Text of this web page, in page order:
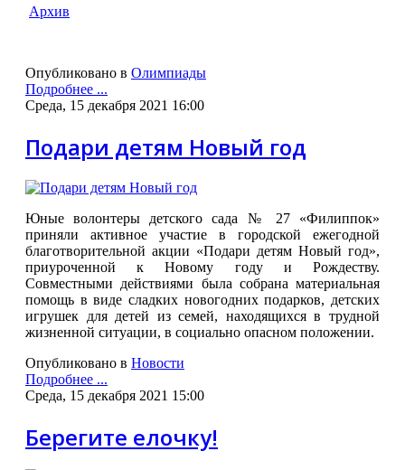
Архив
Опубликовано в Олимпиады
Подробнее ...
Среда, 15 декабря 2021 16:00
Подари детям Новый год
Юные волонтеры детского сада № 27 «Филиппок»
приняли активное участие в городской ежегодной
благотворительной акции «Подари детям Новый год»,
приуроченной к Новому году и Рождеству.
Совместными действиями была собрана материальная
помощь в виде сладких новогодних подарков, детских
игрушек для детей из семей, находящихся в трудной
жизненной ситуации, в социально опасном положении.
Опубликовано в Новости
Подробнее ...
Среда, 15 декабря 2021 15:00
Берегите елочку!